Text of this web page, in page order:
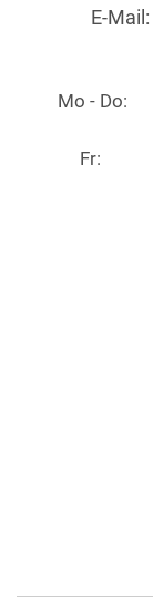
E-Mail:
Mo - Do:
Fr: